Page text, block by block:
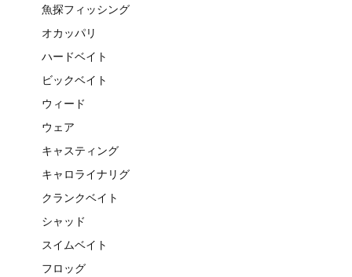
魚探フィッシング
オカッパリ
ハードベイト
ビックベイト
ウィード
ウェア
キャスティング
キャロライナリグ
クランクベイト
シャッド
スイムベイト
フロッグ